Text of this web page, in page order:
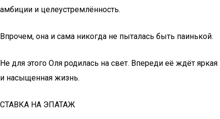
амбиции и целеустремлённость.
Впрочем, она и сама никогда не пыталась быть паинькой.
Не для этого Оля родилась на свет. Впереди её ждёт яркая
и насыщенная жизнь.
СТАВКА НА ЭПАТАЖ